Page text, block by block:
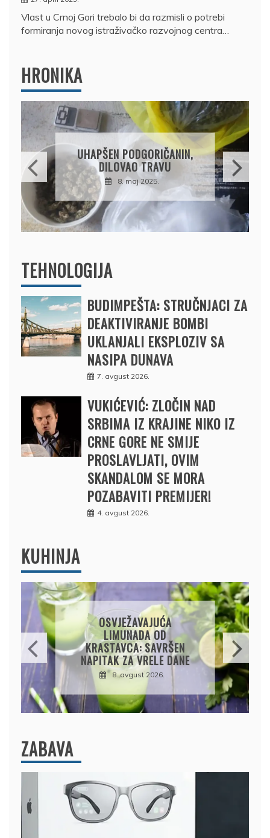
Vlast u Crnoj Gori trebalo bi da razmisli o potrebi
formiranja novog istraživačko razvojnog centra…
HRONIKA
DRŽAVLJANIN RUSIJE
OSUMNJIČEN DA JE
PRODAO TUĐI BMW,
DRŽAVU NAPUSTIO
BRODOM
12. februar 2025.
TEHNOLOGIJA
BUDIMPEŠTA: STRUČNJACI ZA
DEAKTIVIRANJE BOMBI
UKLANJALI EKSPLOZIV SA
NASIPA DUNAVA
7. avgust 2026.
VUKIĆEVIĆ: ZLOČIN NAD
SRBIMA IZ KRAJINE NIKO IZ
CRNE GORE NE SMIJE
PROSLAVLJATI, OVIM
SKANDALOM SE MORA
POZABAVITI PREMIJER!
4. avgust 2026.
KUHINJA
KROMPIRUŠA IZLIVAČA:
JEDNOSTAVNA PITA BEZ
KORA, HRSKAVA I
UKUSNA
8. avgust 2026.
ZABAVA